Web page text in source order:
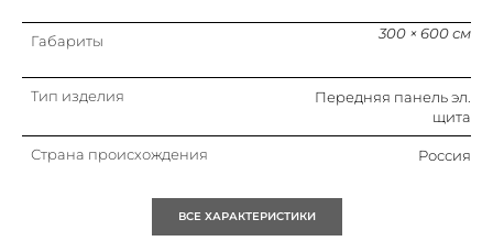
Габариты 300 × 600 см
Тип изделия
Передняя панель эл.
щита
Страна происхождения Россия
ВСЕ ХАРАКТЕРИСТИКИ